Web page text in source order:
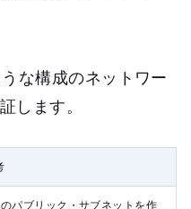
な構成のネットワー
します。
パブリック・サブネットを作